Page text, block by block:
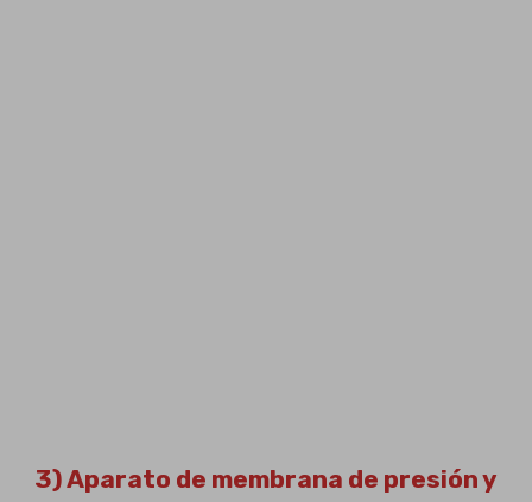
3) Aparato de membrana de presión y